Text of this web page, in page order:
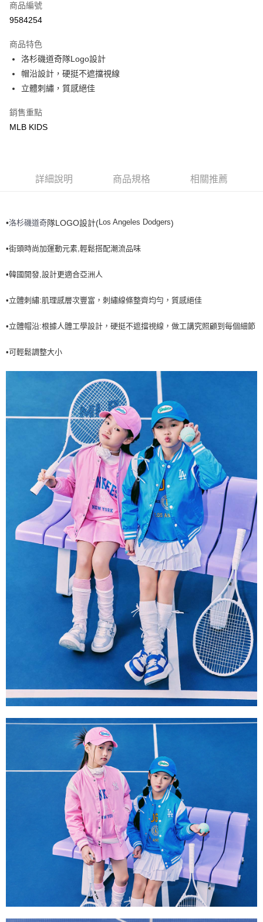
Apple Pay
悠遊付
運送方式
每筆NT$60，滿NT$499(含以上)免運費
7-11取貨付款<未取貨列黑名單/不支援離島取退>
每筆NT$60，滿NT$499(含以上)免運費
宅配滿699免運
商品編號
9584254
商品特色
洛杉磯道奇隊Logo設計
帽沿設計，硬挺不遮擋視線
立體刺繡，質感絕佳
銷售重點
MLB KIDS
詳細說明 商品規格 相關推薦
•洛杉磯道奇隊LOGO設計(Los Angeles Dodgers)
•街頭時尚加運動元素,輕鬆搭配潮流品味
•韓國開發,設計更適合亞洲人
•立體刺繡:肌理感層次豐富，刺繡線條整齊均勻，質感絕佳
•立體帽沿:根據人體工學設計，硬挺不遮擋視線，做工講究照顧到每個細節
•可輕鬆調整大小